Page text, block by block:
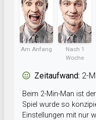
Am Anfang
Nach 1
Woche
Zeitaufwand: 2-
Beim 2-Min-Man ist
Spiel wurde so
Einstellungen mit nur